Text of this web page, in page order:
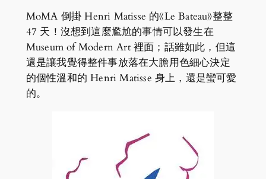
MoMA 倒掛 Henri Matisse 的《Le Bateau》整整
47 天！沒想到這麼尷尬的事情可以發生在
Museum of Modern Art 裡面；話雖如此，但這
還是讓我覺得整件事放落在大膽用色細心決定
的個性溫和的 Henri Matisse 身上，還是蠻可愛
的。